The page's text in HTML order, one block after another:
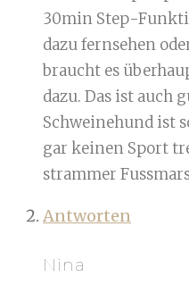
30min Step-
dazu fernsehen
braucht es
dazu. Das ist auch
Schweinehund ist
gar keinen Sport
strammer
Antworten
Nina